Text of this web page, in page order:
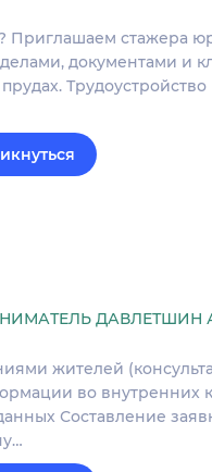
Приглашаем стажера
документами и
ДАВЛЕТШИН
жителей
во внутренних
Составление